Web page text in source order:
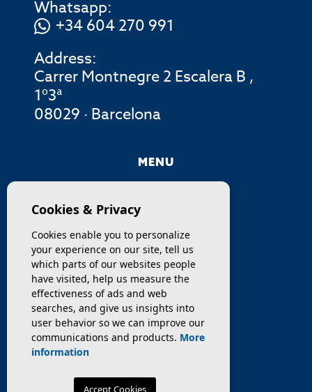
Whatsapp:
+34 604 270 991
Address:
Carrer Montnegre 2 Escalera B ,
1º3ª
08029 · Barcelona
MENU
PROPERTIES
SERVICES
SELL / TRANSFER
NEWS
Cookies & Privacy
Cookies enable you to personalize
your experience on our site, tell us
which parts of our websites people
have visited, help us measure the
effectiveness of ads and web
searches, and give us insights into
user behavior so we can improve our
communications and products. More
information
Accept Cookies